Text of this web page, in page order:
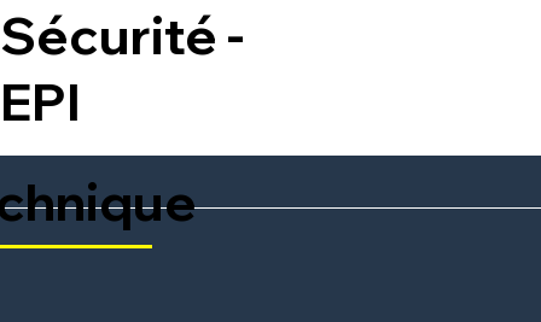
Sécurité -
EPI